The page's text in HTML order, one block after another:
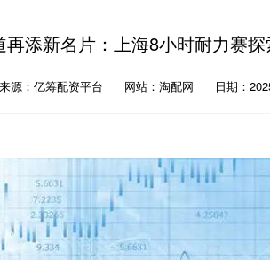
添新名片：上海8小时耐力赛
来源：亿筹配资平台 网站：淘配网 日期：